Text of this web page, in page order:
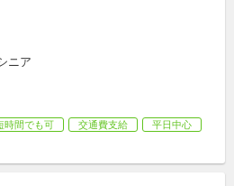
ニア
時間でも可 交通費支給
平日中心